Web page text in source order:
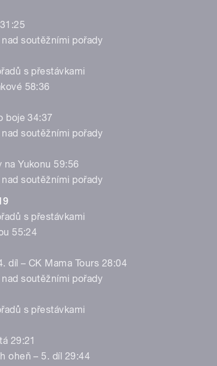
nad soutěžními pořady
s přestávkami
58:36
boje 34:37
nad soutěžními pořady
na Yukonu 59:56
nad soutěžními pořady
s přestávkami
55:24
díl – CK Mama Tours 28:04
nad soutěžními pořady
s přestávkami
29:21
oheň – 5. díl 29:44